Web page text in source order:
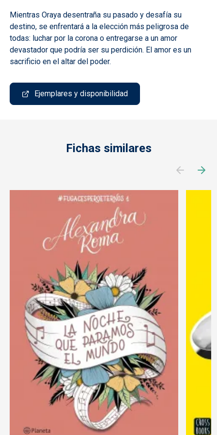
Mientras Oraya desentraña su pasado y desafía su
destino, se enfrentará a la elección más peligrosa de
todas: luchar por la corona o entregarse a un amor
devastador que podría ser su perdición. El amor es un
sacrificio en el altar del poder.
Ejemplares y disponibilidad
Fichas similares